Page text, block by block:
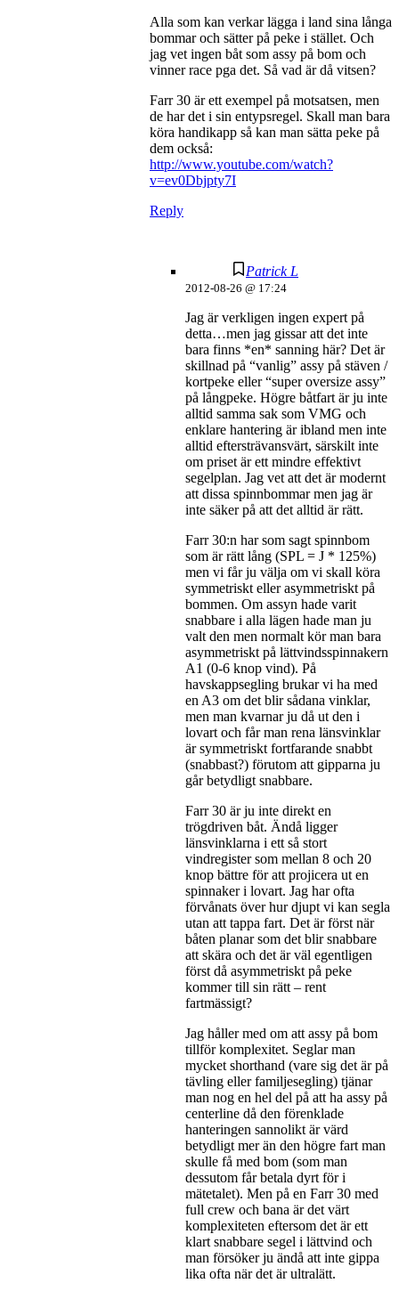
Alla som kan verkar lägga i land sina långa
bommar och sätter på peke i stället. Och
jag vet ingen båt som assy på bom och
vinner race pga det. Så vad är då vitsen?
Farr 30 är ett exempel på motsatsen, men
de har det i sin entypsregel. Skall man bara
köra handikapp så kan man sätta peke på
dem också:
http://www.youtube.com/watch?
v=ev0Dbjpty7I
Reply
Patrick L
2012-08-26 @ 17:24
Jag är verkligen ingen expert på
detta…men jag gissar att det inte
bara finns *en* sanning här? Det är
skillnad på “vanlig” assy på stäven /
kortpeke eller “super oversize assy”
på långpeke. Högre båtfart är ju inte
alltid samma sak som VMG och
enklare hantering är ibland men inte
alltid eftersträvansvärt, särskilt inte
om priset är ett mindre effektivt
segelplan. Jag vet att det är modernt
att dissa spinnbommar men jag är
inte säker på att det alltid är rätt.
Farr 30:n har som sagt spinnbom
som är rätt lång (SPL = J * 125%)
men vi får ju välja om vi skall köra
symmetriskt eller asymmetriskt på
bommen. Om assyn hade varit
snabbare i alla lägen hade man ju
valt den men normalt kör man bara
asymmetriskt på lättvindsspinnakern
A1 (0-6 knop vind). På
havskappsegling brukar vi ha med
en A3 om det blir sådana vinklar,
men man kvarnar ju då ut den i
lovart och får man rena länsvinklar
är symmetriskt fortfarande snabbt
(snabbast?) förutom att gipparna ju
går betydligt snabbare.
Farr 30 är ju inte direkt en
trögdriven båt. Ändå ligger
länsvinklarna i ett så stort
vindregister som mellan 8 och 20
knop bättre för att projicera ut en
spinnaker i lovart. Jag har ofta
förvånats över hur djupt vi kan segla
utan att tappa fart. Det är först när
båten planar som det blir snabbare
att skära och det är väl egentligen
först då asymmetriskt på peke
kommer till sin rätt – rent
fartmässigt?
Jag håller med om att assy på bom
tillför komplexitet. Seglar man
mycket shorthand (vare sig det är på
tävling eller familjesegling) tjänar
man nog en hel del på att ha assy på
centerline då den förenklade
hanteringen sannolikt är värd
betydligt mer än den högre fart man
skulle få med bom (som man
dessutom får betala dyrt för i
mätetalet). Men på en Farr 30 med
full crew och bana är det värt
komplexiteten eftersom det är ett
klart snabbare segel i lättvind och
man försöker ju ändå att inte gippa
lika ofta när det är ultralätt.